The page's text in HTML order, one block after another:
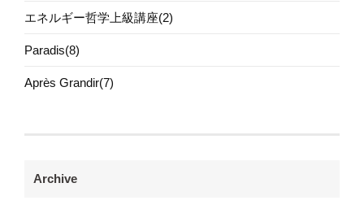
エネルギー哲学上級講座(2)
Paradis(8)
Après Grandir(7)
Archive